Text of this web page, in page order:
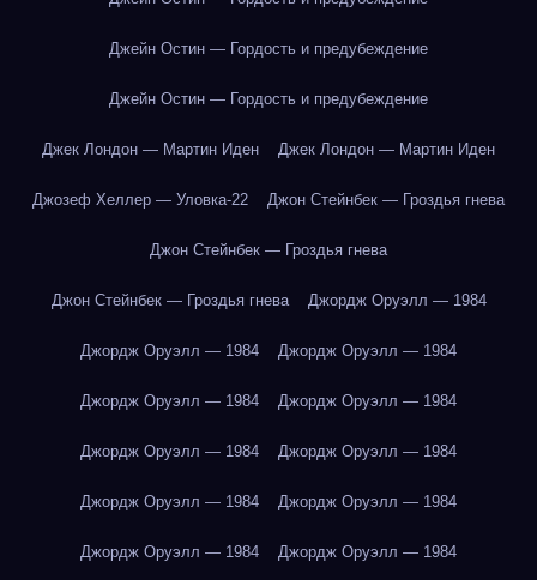
Джейн Остин — Гордость и предубеждение
Джейн Остин — Гордость и предубеждение
Джек Лондон — Мартин Иден Джек Лондон — Мартин Иден
Джозеф Хеллер — Уловка-22 Джон Стейнбек — Гроздья гнева
Джон Стейнбек — Гроздья гнева
Джон Стейнбек — Гроздья гнева Джордж Оруэлл — 1984
Джордж Оруэлл — 1984 Джордж Оруэлл — 1984
Джордж Оруэлл — 1984 Джордж Оруэлл — 1984
Джордж Оруэлл — 1984 Джордж Оруэлл — 1984
Джордж Оруэлл — 1984 Джордж Оруэлл — 1984
Джордж Оруэлл — 1984 Джордж Оруэлл — 1984